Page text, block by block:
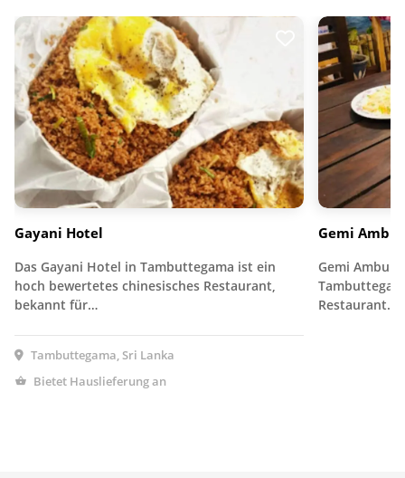
Gayani Hotel
Das Gayani Hotel in Tambuttegama ist ein
hoch bewertetes chinesisches Restaurant,
bekannt für…
Tambuttegama, Sri Lanka
Bietet Hauslieferung an
Gemi
Gemi
Restaurant…